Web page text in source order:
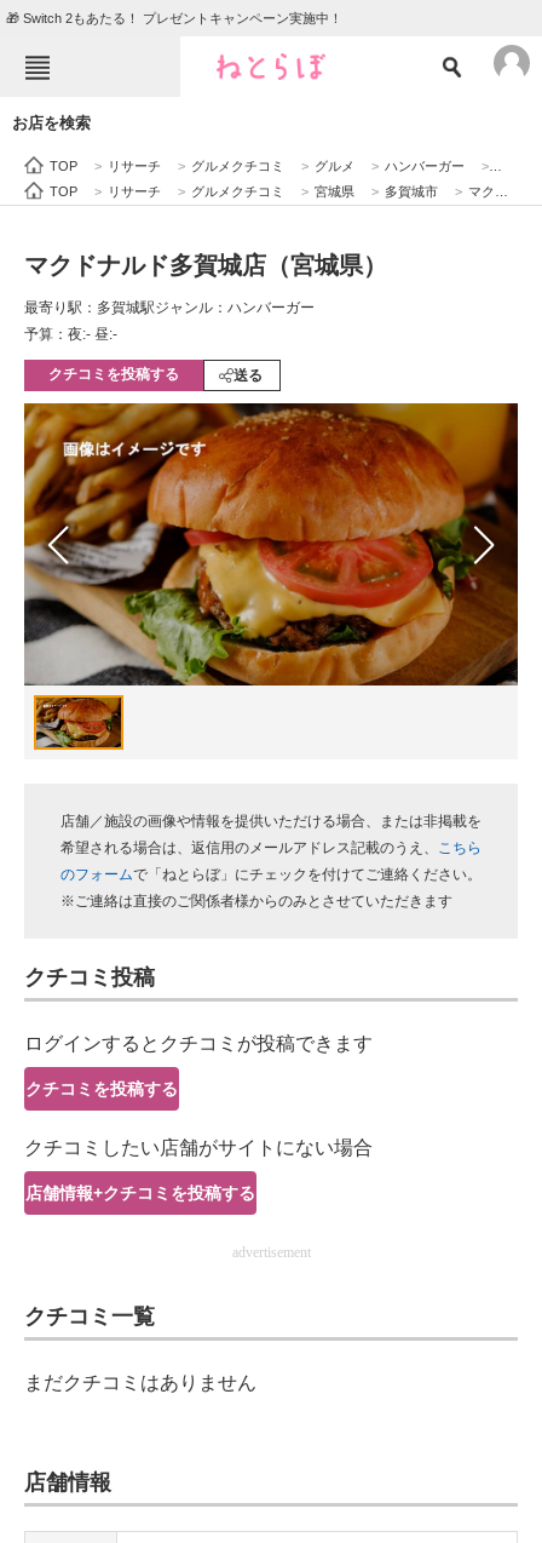
🎁 Switch 2もあたる！ プレゼントキャンペーン実施中！
エンタメ クイズ
住まい 教育・育児
動物
会員記事
メディア
注目記事を集めた総合ページ
ITの今と未来を見通す
スマホと通信の最新トレンド
進化するPCとデバイスの未来
好きが集まる 比べて選べる
ビジネスと働き方のヒント
企業ITのトレンドを詳説
経営リーダーのコミュニティ
ITエンジニア向け専門サイト
企業向けIT製品の総合サイト
IT製品の技術・比較・事例
製造業のIT導入・活用を支援
エレクトロニクス専門サイト
電子設計の基本と応用
ちょっと気になるネットの話題
お店を検索
TOP > リサーチ > グルメクチコミ > グルメ > ハンバーガー >
TOP
> リサーチ > グルメクチコミ > 宮城県 > 多賀城市 > マクドナルド多賀城店（宮城県）
マクドナルド多賀城店（宮城県）
最寄り駅：多賀城駅ジャンル：ハンバーガー
予算：夜:‐ 昼:‐
クチコミを投稿する 送る
店舗／施設の画像や情報を提供いただける場合、または非掲載を
希望される場合は、返信用のメールアドレス記載のうえ、
こちら
のフォームで「ねとらぼ」にチェックを付けてご連絡ください。
※ご連絡は直接のご関係者様からのみとさせていただきます
クチコミ投稿
ログインするとクチコミが投稿できます
クチコミを投稿する
クチコミしたい店舗がサイトにない場合
店舗情報+クチコミを投稿する
advertisement
クチコミ一覧
まだクチコミはありません
店舗情報